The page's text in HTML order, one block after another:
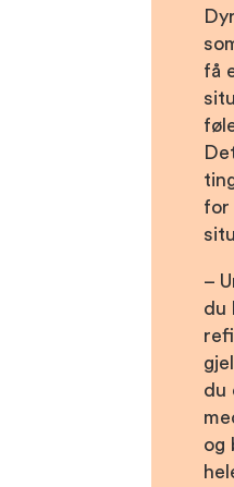
få
for
–
du
du
og